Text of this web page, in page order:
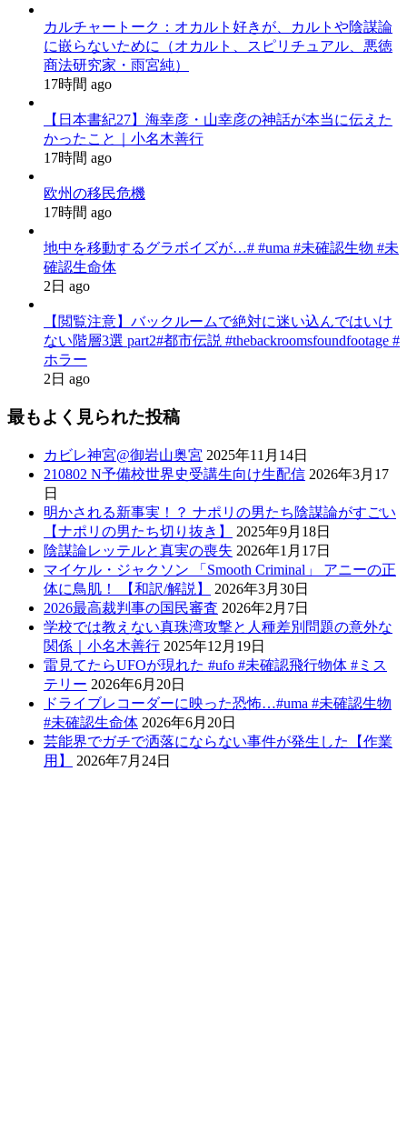
カルチャートーク：オカルト好きが、カルトや陰謀論
に嵌らないために（オカルト、スピリチュアル、悪徳
商法研究家・雨宮純）
17時間 ago
【日本書紀27】海幸彦・山幸彦の神話が本当に伝えた
かったこと｜小名木善行
17時間 ago
欧州の移民危機
17時間 ago
地中を移動するグラボイズが…# #uma #未確認生物 #未
確認生命体
2日 ago
【閲覧注意】バックルームで絶対に迷い込んではいけ
ない階層3選 part2#都市伝説 #thebackroomsfoundfootage #
ホラー
2日 ago
最もよく見られた投稿
カビレ神宮@御岩山奥宮 2025年11月14日
210802 N予備校世界史受講生向け生配信 2026年3月17
日
明かされる新事実！？ ナポリの男たち陰謀論がすごい
【ナポリの男たち切り抜き】
2025年9月18日
陰謀論レッテルと真実の喪失 2026年1月17日
マイケル・ジャクソン 「Smooth Criminal」 アニーの正
体に鳥肌！ 【和訳/解説】
2026年3月30日
2026最高裁判事の国民審査 2026年2月7日
学校では教えない真珠湾攻撃と人種差別問題の意外な
関係｜小名木善行 2025年12月19日
雷見てたらUFOが現れた #ufo #未確認飛行物体 #ミス
テリー 2026年6月20日
ドライブレコーダーに映った恐怖…#uma #未確認生物
#未確認生命体 2026年6月20日
芸能界でガチで洒落にならない事件が発生した【作業
用】
2026年7月24日